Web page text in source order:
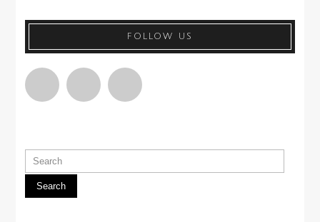
FOLLOW US
Search